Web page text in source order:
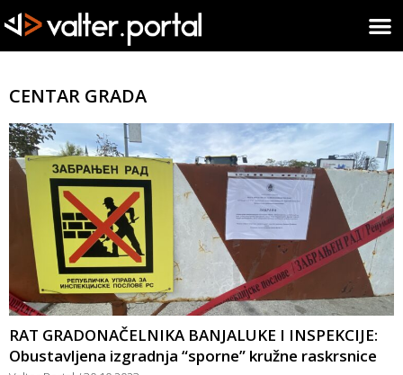
CENTAR GRADA
RAT GRADONAČELNIKA BANJALUKE I INSPEKCIJE:
Obustavljena izgradnja “sporne” kružne raskrsnice